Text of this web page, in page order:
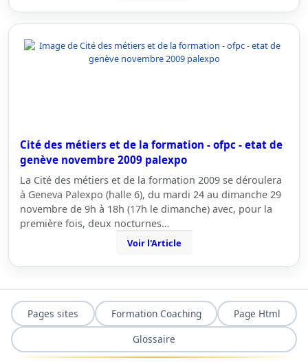
Cité des métiers et de la formation - ofpc - etat de
genève novembre 2009 palexpo
La Cité des métiers et de la formation 2009 se déroulera
à Geneva Palexpo (halle 6), du mardi 24 au dimanche 29
novembre de 9h à 18h (17h le dimanche) avec, pour la
première fois, deux nocturnes…
Voir l'Article
Pages sites Formation Coaching
Page Html
Glossaire